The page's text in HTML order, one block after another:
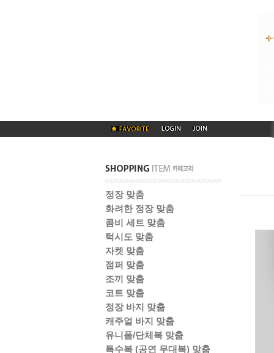
정장 맞춤
화려한 정장 맞춤
콤비 세트 맞춤
턱시도 맞춤
자켓 맞춤
점퍼 맞춤
조끼 맞춤
코트 맞춤
정장 바지 맞춤
캐주얼 바지 맞춤
유니폼/단체복 맞춤
특수복 (공연 무대복) 맞춤